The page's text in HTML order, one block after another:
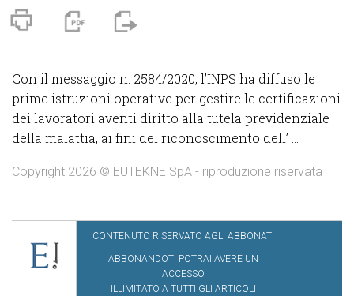
Con il messaggio n. 2584/2020, l’INPS ha diffuso le
prime istruzioni operative per gestire le certificazioni
dei lavoratori aventi diritto alla tutela previdenziale
della malattia, ai fini del riconoscimento dell’ ...
Copyright 2026 © EUTEKNE SpA - riproduzione riservata
CONTENUTO RISERVATO AGLI ABBONATI
ABBONANDOTI POTRAI AVERE UN
ACCESSO
ILLIMITATO A TUTTI GLI ARTICOLI